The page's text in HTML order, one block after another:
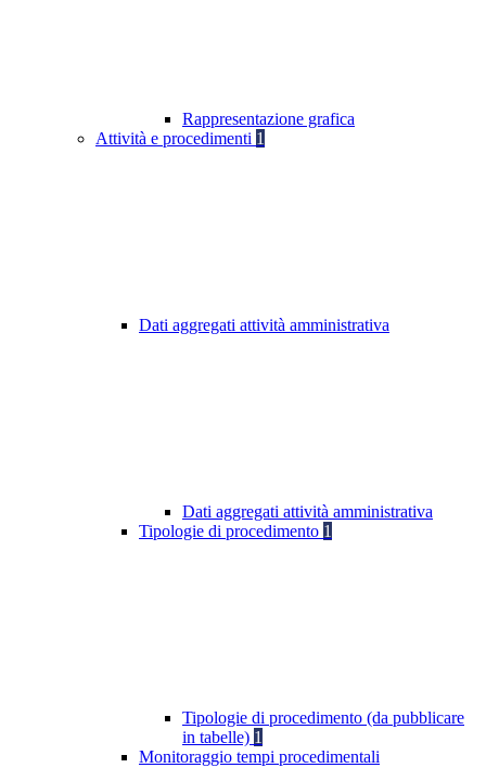
Rappresentazione grafica
Attività e procedimenti 1
Dati aggregati attività amministrativa
Dati aggregati attività amministrativa
Tipologie di procedimento 1
Tipologie di procedimento (da pubblicare
in tabelle) 1
Monitoraggio tempi procedimentali